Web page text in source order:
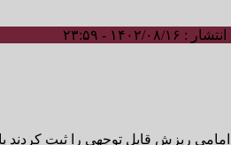
: ۱۴۰۲/۰۸/۱۶ - ۲۳:۵۹